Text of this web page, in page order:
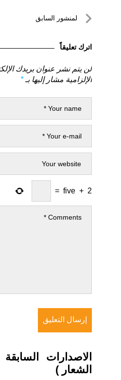
تصفّحلمنشور السابق
السابق
اترك تعليقاً
لن يتم نشر عنوان بريدك
الإلزامية مشار إليها بـ*
2
+
five
=
الشعار )